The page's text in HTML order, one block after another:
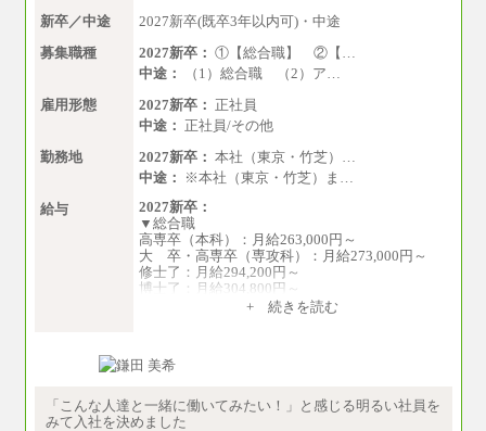
新卒／中途
2027新卒(既卒3年以内可)・中途
募集職種
2027新卒： ①【総合職】 ②【…
中途：
（1）総合職 （2）ア…
雇用形態
2027新卒： 正社員
中途： 正社員/その他
勤務地
2027新卒： 本社（東京・竹芝）…
中途：
※本社（東京・竹芝）ま…
給与
2027新卒：
▼総合職
高専卒（本科）：月給263,000円～
大 卒・高専卒（専攻科）：月給273,000円～
修士了：月給294,200円～
博士了：月給304,800円～
ず個別設定することがあります
▼アソシエイト職
月給235,000円
+ 続きを読む
「こんな人達と一緒に働いてみたい！」と感じる明るい社員を
みて入社を決めました